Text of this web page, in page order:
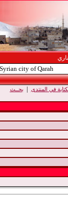
city of Qarah
في المنتدى | بحــث